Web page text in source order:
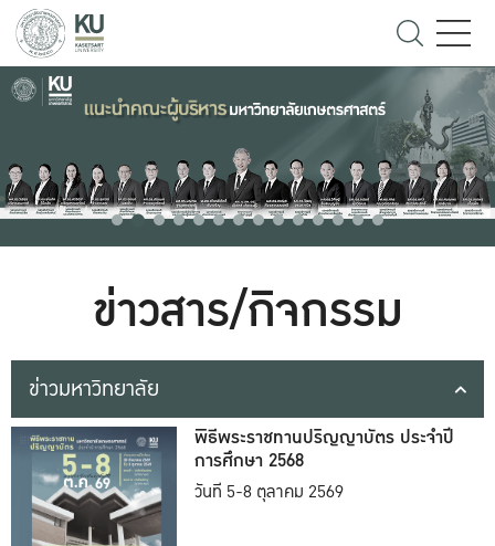
ข่าวสาร/กิจกรรม
ข่าวมหาวิทยาลัย
พิธีพระราชทานปริญญาบัตร ประจำปี
การศึกษา 2568
วันที่ 5-8 ตุลาคม 2569